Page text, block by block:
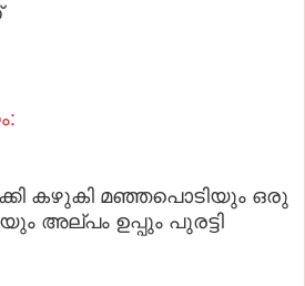
കഴുകി മഞ്ഞപൊടിയും ഒരു
അല്പം ഉപ്പും പുരട്ടി